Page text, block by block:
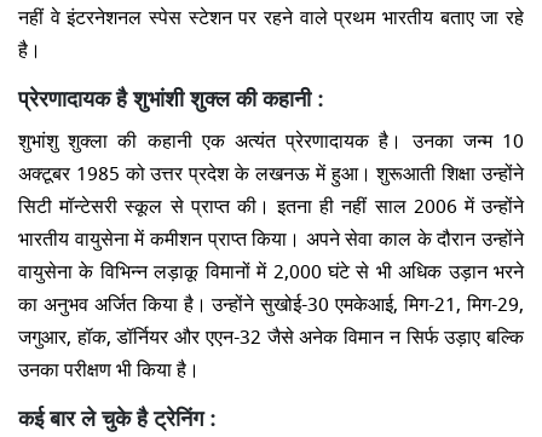
नहीं वे इंटरनेशनल स्पेस स्टेशन पर रहने वाले प्रथम भारतीय बताए जा रहे
है।
प्रेरणादायक है शुभांशी शुक्ल की कहानी :
शुभांशु शुक्ला की कहानी एक अत्यंत प्रेरणादायक है। उनका जन्म 10
अक्टूबर 1985 को उत्तर प्रदेश के लखनऊ में हुआ। शुरूआती शिक्षा उन्होंने
सिटी मॉन्टेसरी स्कूल से प्राप्त की। इतना ही नहीं साल 2006 में उन्होंने
भारतीय वायुसेना में कमीशन प्राप्त किया। अपने सेवा काल के दौरान उन्होंने
वायुसेना के विभिन्न लड़ाकू विमानों में 2,000 घंटे से भी अधिक उड़ान भरने
का अनुभव अर्जित किया है। उन्होंने सुखोई-30 एमकेआई, मिग-21, मिग-29,
जगुआर, हॉक, डॉर्नियर और एएन-32 जैसे अनेक विमान न सिर्फ उड़ाए बल्कि
उनका परीक्षण भी किया है।
कई बार ले चुके है ट्रेनिंग :